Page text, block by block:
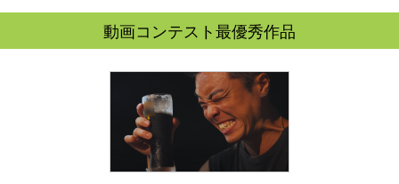
動画コンテスト最優秀作品